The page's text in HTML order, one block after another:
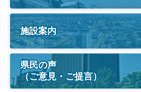
施設案内
県民の声
（ご意見・ご提言）